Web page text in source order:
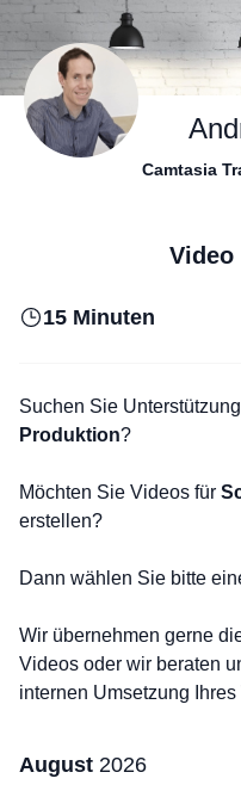
Camtasia
Video
15 Minuten
Suchen Sie
Produktion?
Möchten Sie Videos für
erstellen?
Dann wählen Sie bitte
Wir übernehmen gerne
Videos oder wir beraten
internen Umsetzung
August 2026